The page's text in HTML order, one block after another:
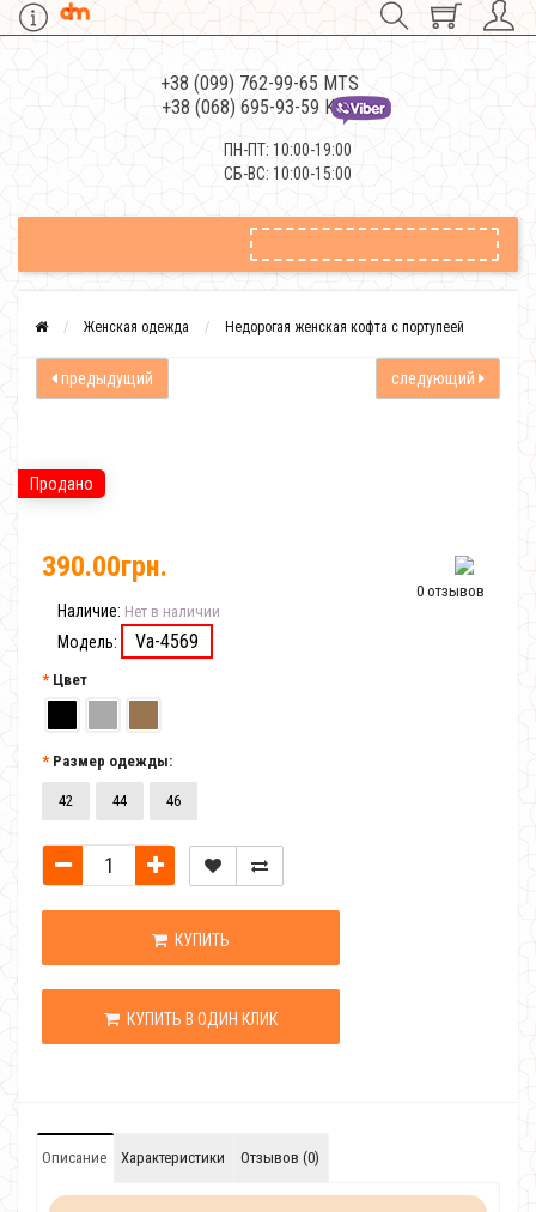
+38 (099) 762-99-65 MTS
+38 (068) 695-93-59 Kievstar
ПН-ПТ: 10:00-19:00
СБ-ВС: 10:00-15:00
Женская одежда Недорогая женская кофта с портупеей
предыдущий следующий
Продано
0 отзывов
390.00грн.
Наличие: Нет в наличии
Модель: Va-4569
Цвет
Размер одежды:
42 44 46
КУПИТЬ
КУПИТЬ В ОДИН КЛИК
Описание Характеристики Отзывов (0)